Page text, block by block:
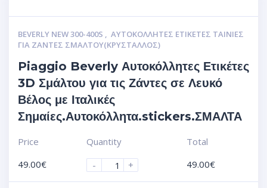
BEVERLY NEW 300-400S , ΑΥΤΟΚΌΛΛΗΤΕΣ ΕΤΙΚΈΤΕΣ ΤΑΙΝΊΕΣ
ΓΙΑ ΖΆΝΤΕΣ ΣΜΆΛΤΟΥ(ΚΡΎΣΤΑΛΛΟΣ)
Piaggio Beverly Αυτοκόλλητες Ετικέτες
3D Σμάλτου για τις Ζάντες σε Λευκό
Βέλος με Ιταλικές
Σημαίες.Αυτοκόλλητα.stickers.ΣΜΑΛΤΑ
Price
49.00€
Quantity
-
+
Total
49.00€